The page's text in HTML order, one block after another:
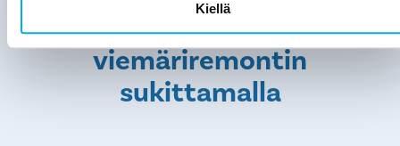
Kiellä
Näin toteutamme
viemäriremontin
sukittamalla